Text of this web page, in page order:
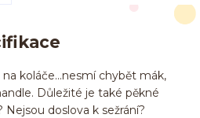
koláče...nesmí chybět mák,
Důležité je také pěkné
doslova k sežrání?